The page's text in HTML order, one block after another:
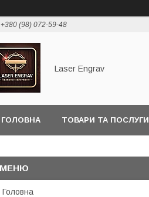
+380 (98) 072-59-48
Laser Engrav
ГОЛОВНА ТОВАРИ ТА ПОСЛУГИ
Головна